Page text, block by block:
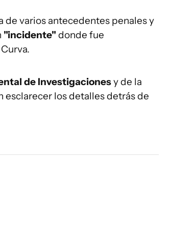
varios antecedentes penales y
"incidente"donde fue
de Investigacionesy de la
esclarecer los detalles detrás de